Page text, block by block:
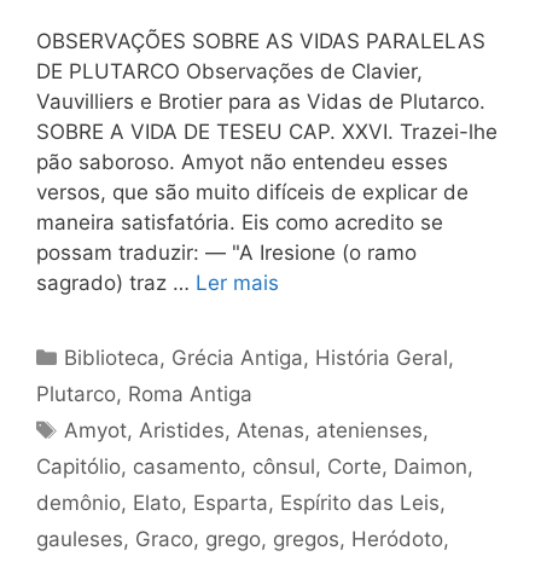
OBSERVAÇÕES SOBRE AS VIDAS PARALELAS
DE PLUTARCO Observações de Clavier,
Vauvilliers e Brotier para as Vidas de Plutarco.
SOBRE A VIDA DE TESEU CAP. XXVI. Trazei-lhe
pão saboroso. Amyot não entendeu esses
versos, que são muito difíceis de explicar de
maneira satisfatória. Eis como acredito se
possam traduzir: — "A Iresione (o ramo
sagrado) traz … Ler mais
Categorias
Biblioteca, Grécia Antiga, História Geral,
Plutarco, Roma Antiga
Tags
Amyot,Aristides,Atenas, atenienses,
Capitólio, casamento, cônsul, Corte, Daimon,
demônio, Elato, Esparta, Espírito das Leis,
gauleses, Graco, grego, gregos, Heródoto,